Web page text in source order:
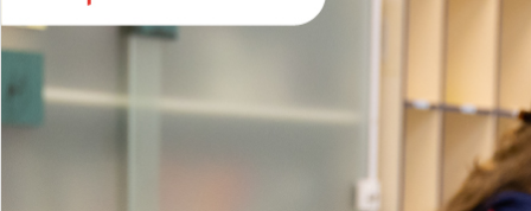
EDUCAÇÃO INFANTIL
Inglês todos os dias